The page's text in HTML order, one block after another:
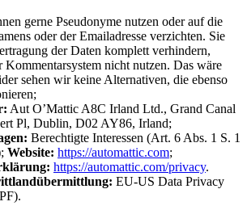
gerne Pseudonyme nutzen oder auf die
oder der Emailadresse verzichten. Sie
der Daten komplett verhindern,
Kommentarsystem nicht nutzen. Das wäre
sehen wir keine Alternativen, die ebenso
Aut O’Mattic A8C Irland Ltd., Grand Canal
Pl, Dublin, D02 AY86, Irland;
Berechtigte Interessen (Art. 6 Abs. 1 S. 1
Website: https://automattic.com;
https://automattic.com/privacy.
EU-US Data Privacy